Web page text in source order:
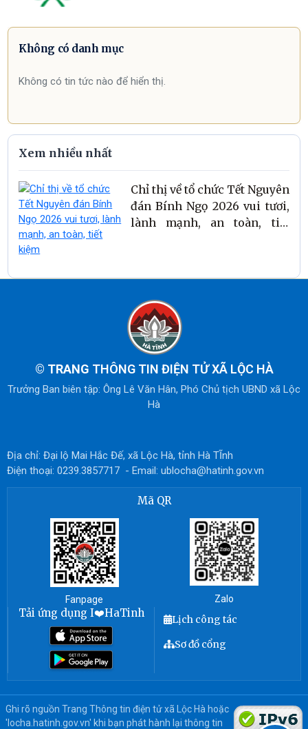
Không có danh mục
Không có tin tức nào để hiển thị.
Xem nhiều nhất
Chỉ thị về tổ chức Tết Nguyên
đán Bính Ngọ 2026 vui tươi,
lành mạnh, an toàn, tiết
© TRANG THÔNG TIN ĐIỆN TỬ XÃ LỘC HÀ
Trưởng Ban biên tập: Ông Lê Văn Hân, Phó Chủ tịch UBND xã Lộc
Hà
Địa chỉ: Đại lộ Mai Hắc Đế, xã Lộc Hà, tỉnh Hà TĨnh
Điện thoại: 0239.3857717 - Email: ublocha@hatinh.gov.vn
Mã QR
Fanpage Zalo
Tải ứng dụng I❤️HaTinh
Lịch công tác
Sơ đồ cổng
Ghi rõ nguồn Trang Thông tin điện tử xã Lộc Hà hoặc
'locha.hatinh.gov.vn' khi bạn phát hành lại thông tin